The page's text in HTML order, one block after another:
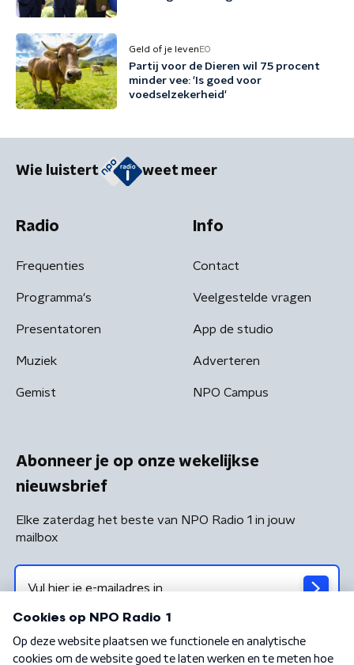
Geld of je leven EO
Partij voor de Dieren wil 75 procent
minder vee: 'Is goed voor
voedselzekerheid'
Wie luistert weet meer
Radio
Frequenties
Programma's
Presentatoren
Muziek
Gemist
Info
Contact
Veelgestelde vragen
App de studio
Adverteren
NPO Campus
Abonneer je op onze wekelijkse
nieuwsbrief
Elke zaterdag het beste van NPO Radio 1 in jouw
mailbox